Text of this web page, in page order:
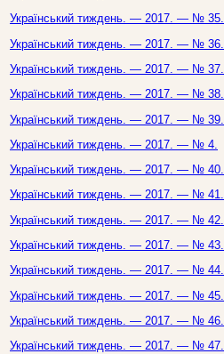
Український тиждень. — 2017. — № 35.
Український тиждень. — 2017. — № 36.
Український тиждень. — 2017. — № 37.
Український тиждень. — 2017. — № 38.
Український тиждень. — 2017. — № 39.
Український тиждень. — 2017. — № 4.
Український тиждень. — 2017. — № 40.
Український тиждень. — 2017. — № 41.
Український тиждень. — 2017. — № 42.
Український тиждень. — 2017. — № 43.
Український тиждень. — 2017. — № 44.
Український тиждень. — 2017. — № 45.
Український тиждень. — 2017. — № 46.
Український тиждень. — 2017. — № 47.